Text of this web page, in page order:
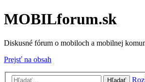
MOBILforum.sk
Diskusné fórum o mobiloch a mobilnej
Prejsť na obsah
Hľadať